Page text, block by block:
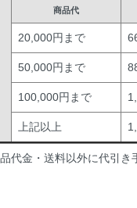
商品代
20,000円まで
50,000円まで
100,000円まで
上記以上
代金・送料以外に代引き